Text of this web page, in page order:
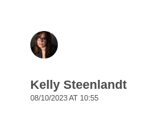
Kelly Steenlandt
08/10/2023 AT 10:55